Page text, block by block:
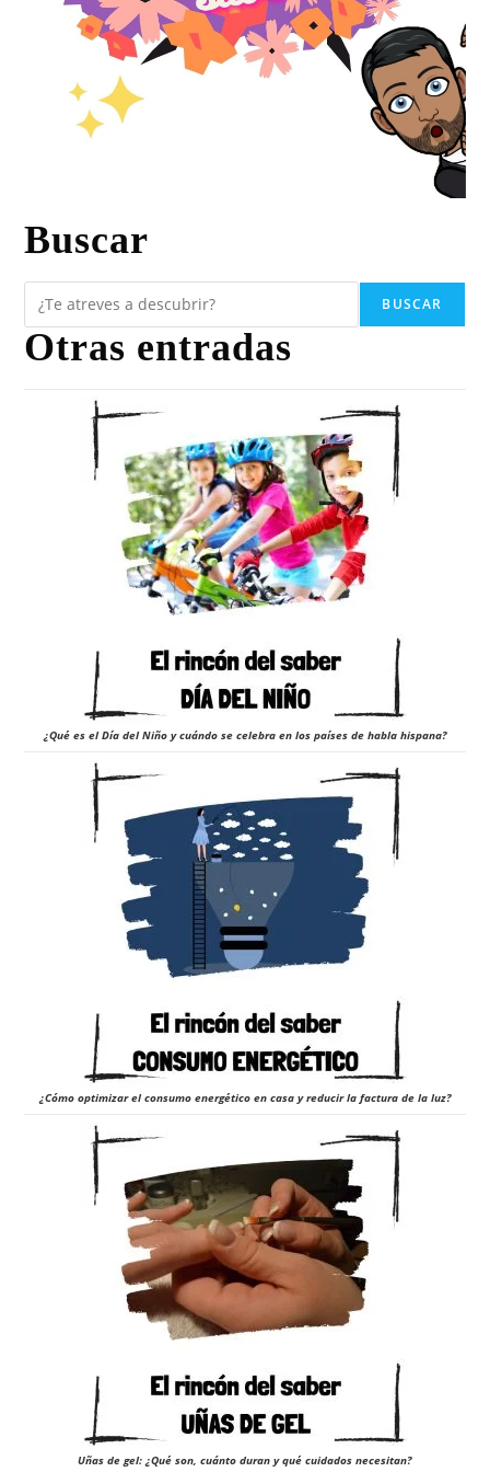
Buscar
BUSCAR
Otras entradas
¿Qué es el Día del Niño y cuándo se celebra en los países de habla hispana?
¿Cómo optimizar el consumo energético en casa y reducir la factura de la luz?
Uñas de gel: ¿Qué son, cuánto duran y qué cuidados necesitan?